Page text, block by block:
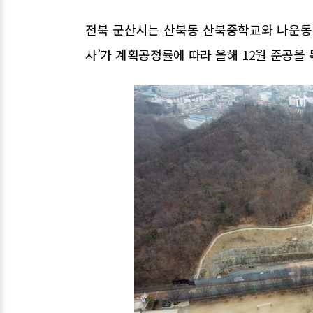
전북 군산시는 산북동 산북중학교와 나운
사’가 계획공정률에 따라 올해 12월 준공